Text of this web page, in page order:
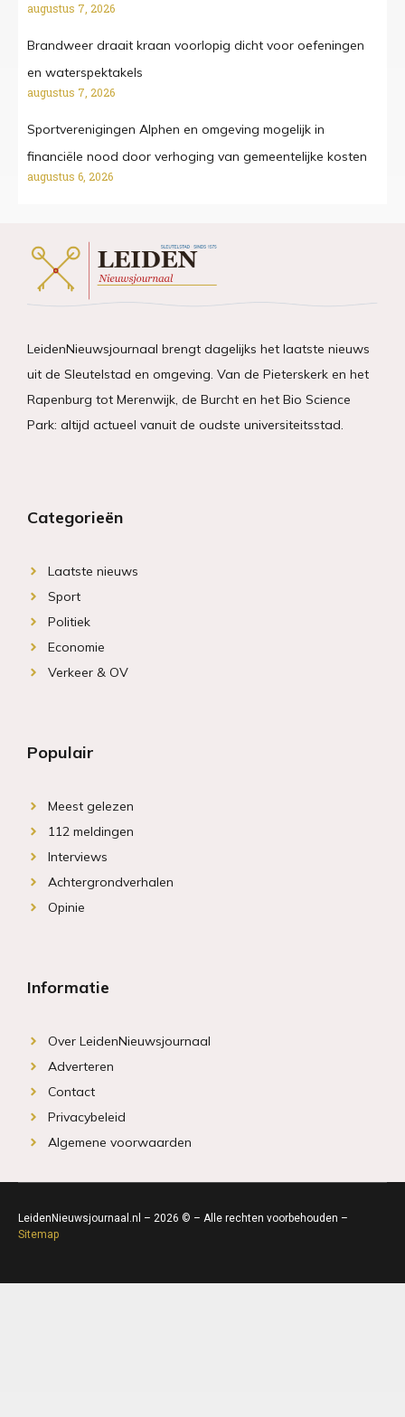
augustus 7, 2026
Brandweer draait kraan voorlopig dicht voor oefeningen
en waterspektakels
augustus 7, 2026
Sportverenigingen Alphen en omgeving mogelijk in
financiële nood door verhoging van gemeentelijke kosten
augustus 6, 2026
LeidenNieuwsjournaal brengt dagelijks het laatste nieuws
uit de Sleutelstad en omgeving. Van de Pieterskerk en het
Rapenburg tot Merenwijk, de Burcht en het Bio Science
Park: altijd actueel vanuit de oudste universiteitsstad.
Categorieën
Laatste nieuws
Sport
Politiek
Economie
Verkeer & OV
Populair
Meest gelezen
112 meldingen
Interviews
Achtergrondverhalen
Opinie
Informatie
Over LeidenNieuwsjournaal
Adverteren
Contact
Privacybeleid
Algemene voorwaarden
LeidenNieuwsjournaal.nl – 2026 © – Alle rechten voorbehouden –
Sitemap